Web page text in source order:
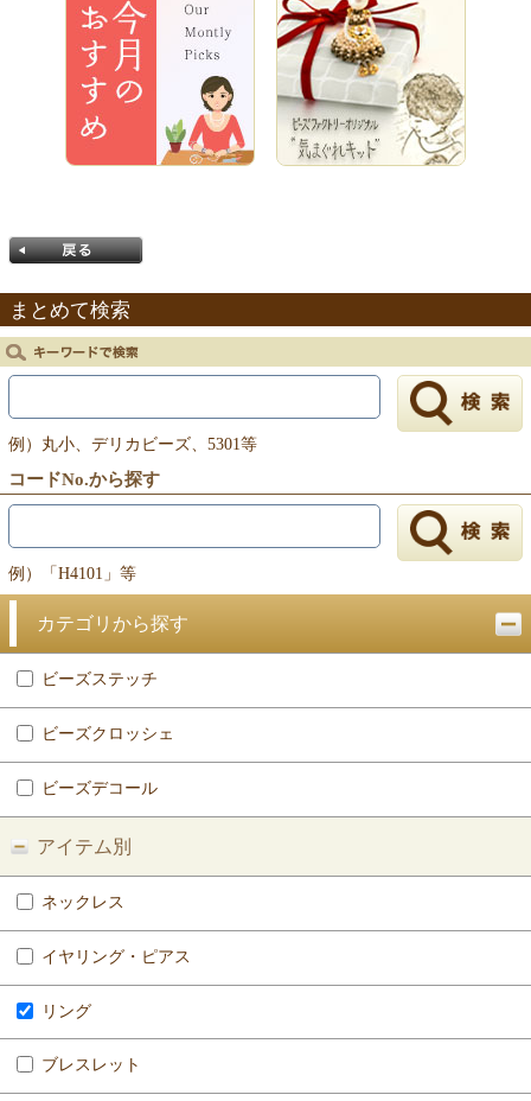
戻る
まとめて検索
例）丸小、デリカビーズ、5301等
コードNo.から探す
例）「H4101」等
カテゴリから探す
ビーズステッチ
ビーズクロッシェ
ビーズデコール
アイテム別
ネックレス
イヤリング・ピアス
リング
ブレスレット